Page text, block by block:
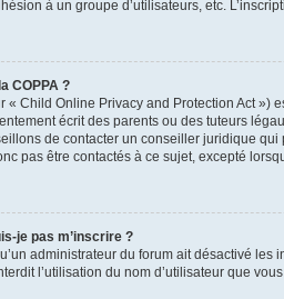
à un groupe d’utilisateurs, etc.
COPPA ?
« Child Online Privacy and Protection Act
écrit des parents ou des tuteurs
de contacter un conseiller juridique
pas être contactés à ce sujet, excepté
je pas m’inscrire ?
administrateur du forum ait désactivé
l’utilisation du nom d’utilisateur que